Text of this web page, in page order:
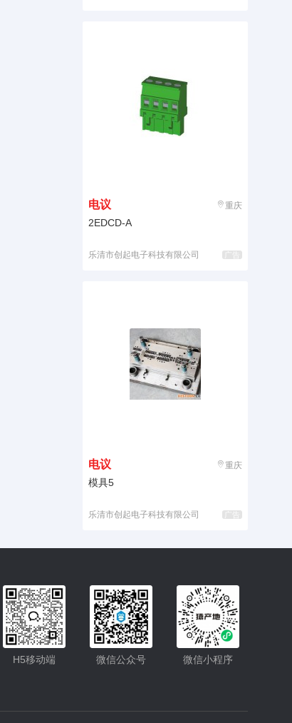
电议 重庆
2EDCD-A
乐清市创起电子科技有限公司 广告
电议 重庆
模具5
乐清市创起电子科技有限公司 广告
微信小程序
微信公众号
H5移动端